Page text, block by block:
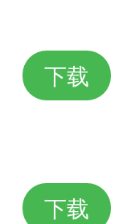
下载
下载